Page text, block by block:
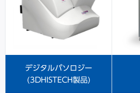
デジタルパソロジー
(3DHISTECH製品)